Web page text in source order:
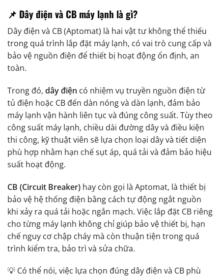
📌 Dây điện và CB máy lạnh là gì?
Dây điện và CB (Aptomat) là hai vật tư không thể thiếu
trong quá trình lắp đặt máy lạnh, có vai trò cung cấp và
bảo vệ nguồn điện để thiết bị hoạt động ổn định, an
toàn.
Trong đó, dây điện có nhiệm vụ truyền nguồn điện từ
tủ điện hoặc CB đến dàn nóng và dàn lạnh, đảm bảo
máy lạnh vận hành liên tục và đúng công suất. Tùy theo
công suất máy lạnh, chiều dài đường dây và điều kiện
thi công, kỹ thuật viên sẽ lựa chọn loại dây và tiết diện
phù hợp nhằm hạn chế sụt áp, quá tải và đảm bảo hiệu
suất hoạt động.
CB (Circuit Breaker) hay còn gọi là Aptomat, là thiết bị
bảo vệ hệ thống điện bằng cách tự động ngắt nguồn
khi xảy ra quá tải hoặc ngắn mạch. Việc lắp đặt CB riêng
cho từng máy lạnh không chỉ giúp bảo vệ thiết bị, hạn
chế nguy cơ chập cháy mà còn thuận tiện trong quá
trình kiểm tra, bảo trì và sửa chữa.
💡 Có thể nói, việc lựa chọn đúng dây điện và CB phù